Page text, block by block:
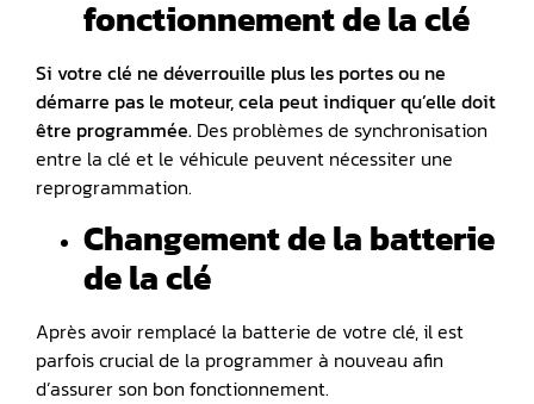
fonctionnement de la clé
Si votre clé ne déverrouille plus les portes ou ne
démarre pas le moteur, cela peut indiquer qu’elle doit
être programmée. Des problèmes de synchronisation
entre la clé et le véhicule peuvent nécessiter une
reprogrammation.
Changement de la batterie
de la clé
Après avoir remplacé la batterie de votre clé, il est
parfois crucial de la programmer à nouveau afin
d’assurer son bon fonctionnement.